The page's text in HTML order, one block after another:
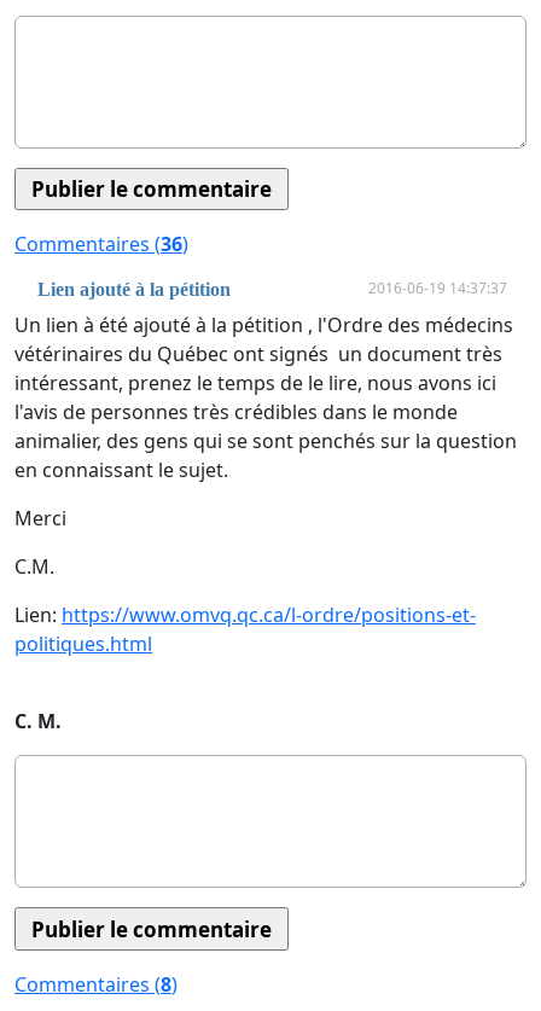
Commentaires (36)
Lien ajouté à la pétition 2016-06-19 14:37:37
Un lien à été ajouté à la pétition , l'Ordre des médecins
vétérinaires du Québec ont signés un document très
intéressant, prenez le temps de le lire, nous avons ici
l'avis de personnes très crédibles dans le monde
animalier, des gens qui se sont penchés sur la question
en connaissant le sujet.
Merci
C.M.
Lien: https://www.omvq.qc.ca/l-ordre/positions-et-
politiques.html
C. M.
Commentaires (8)